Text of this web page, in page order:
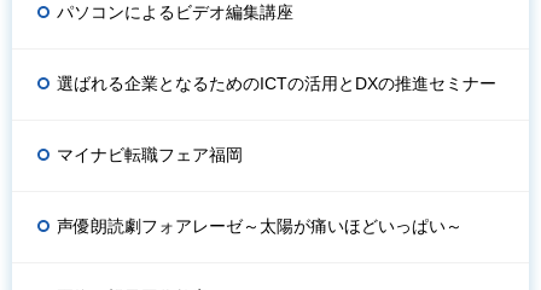
パソコンによるビデオ編集講座
選ばれる企業となるためのICTの活用とDXの推進セミナー
マイナビ転職フェア福岡
声優朗読劇フォアレーゼ～太陽が痛いほどいっぱい～